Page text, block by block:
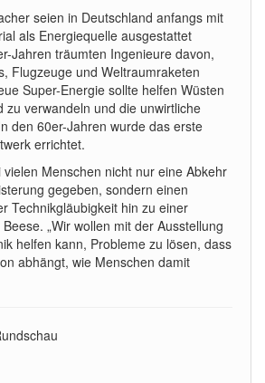
seien in Deutschland anfangs mit
als Energiequelle ausgestattet
Jahren träumten Ingenieure davon,
Flugzeuge und Weltraumraketen
Super-Energie sollte helfen Wüsten
zu verwandeln und die unwirtliche
den 60er-Jahren wurde das erste
errichtet.
Menschen nicht nur eine Abkehr
gegeben, sondern einen
Technikgläubigkeit hin zu einer
„Wir wollen mit der Ausstellung
helfen kann, Probleme zu lösen, dass
abhängt, wie Menschen damit